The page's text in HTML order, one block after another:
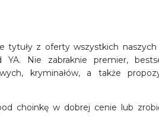
tytuły z oferty wszystkich naszych
Nie zabraknie premier,
kryminałów, a także
choinkę w dobrej cenie lub